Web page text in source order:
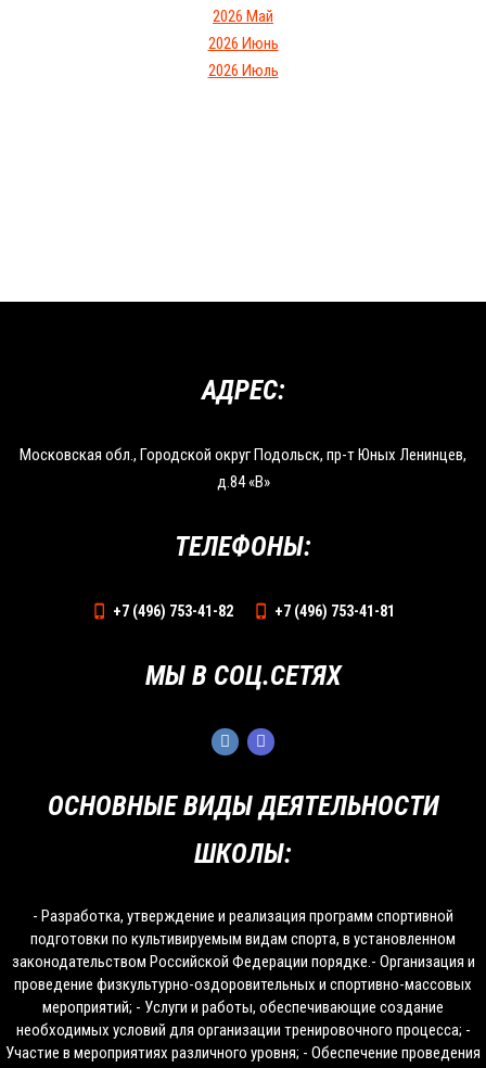
2026 Май
2026 Июнь
2026 Июль
ОСНОВНЫЕ ВИДЫ ДЕЯТЕЛЬНОСТИ
ШКОЛЫ:
- Разработка, утверждение и реализация программ спортивной
подготовки по культивируемым видам спорта, в установленном
законодательством Российской Федерации порядке.- Организация и
проведение физкультурно-оздоровительных и спортивно-массовых
мероприятий; - Услуги и работы, обеспечивающие создание
необходимых условий для организации тренировочного процесса; -
Участие в мероприятиях различного уровня; - Обеспечение проведения
АДРЕС:
Московская обл., Городской округ Подольск, пр-т Юных Ленинцев,
д.84 «В»
ТЕЛЕФОНЫ:
+7 (496) 753-41-82 +7 (496) 753-41-81
МЫ В СОЦ.СЕТЯХ